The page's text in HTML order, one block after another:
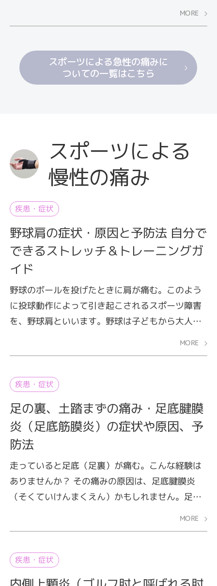
けておくと安心ですよ。そこで、ケガの応急処置
方法である「RICE処置」を紹介します。RICE処置
す。
MORE
スポーツによる急性の痛みに
ついての一覧はこちら
スポーツによる
慢性の痛み
疾患・症状
野球肩の症状・原因と予防法 自分で
できるストレッチ＆トレーニングガ
イド
野球のボールを投げたときに肩が痛む。このよう
に投球動作によって引き起こされるスポーツ障害
を、野球肩といいます。野球は子どもから大人ま
で愛好者が多く、国民的なスポーツとして親しま
れていますが、実は投球は肩関節にとっては好ま
みや違和感があっても、我慢できる程度だからと
あるようです。しかし、野球肩は放置していても
よくなりません。ここでは、野球肩の症状と原
因、予防のためのストレッチ・トレーニングを解
説します。
MORE
疾患・症状
足の裏、土踏まずの痛み・足底腱膜
炎（足底筋膜炎）の症状や原因、予
防法
走っていると足底（足裏）が痛む。こんな経験は
ありませんか？ その痛みの原因は、足底腱膜炎
（そくていけんまくえん）かもしれません。足底
腱膜炎は、ランナーに多く見られるスポーツ障害
です。一時的によくなっても繰り返すことが多
れています。ここでは、足底腱膜炎の症状と原
MORE
疾患・症状